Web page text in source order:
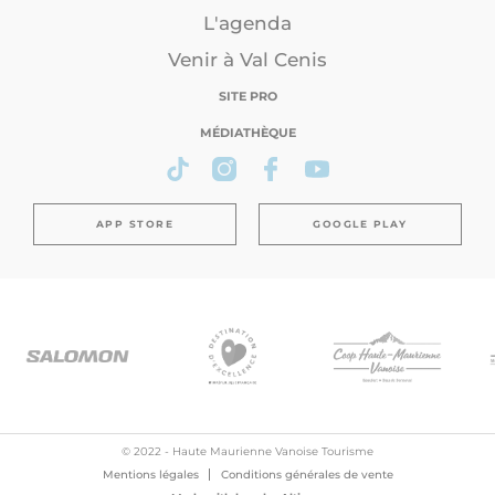
L'agenda
Venir à Val Cenis
SITE PRO
MÉDIATHÈQUE
APP STORE GOOGLE PLAY
© 2022 - Haute Maurienne Vanoise Tourisme
Mentions légales
Conditions générales de vente